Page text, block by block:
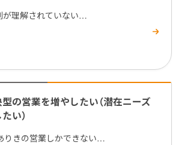
が理解されていない…
の営業を増やしたい（潜在ニーズ
い）
りきの営業しかできない…